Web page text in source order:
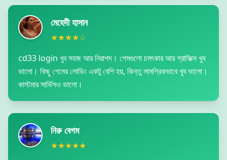
মেহেদী হাসান
★★★★☆
cd33 login খুব সহজ আর নিরাপদ। গেমগুলো চমৎকার আর গ্রাফিক্স খুব
ভালো। কিছু গেমের লোডিং একটু বেশি হয়, কিন্তু সামগ্রিকভাবে খুব ভালো।
কাস্টমার সার্ভিসও ভালো।
নিরু বেগম
★★★★★